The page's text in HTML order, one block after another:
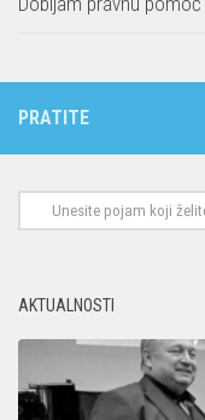
PRATITE
AKTUALNOSTI